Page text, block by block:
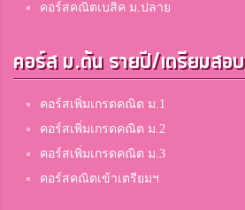
คอร์สคณิตเบสิค ม.ปลาย
คอร์ส ม.ต้น รายปี/เตรียมสอบ
คอร์สเพิ่มเกรดคณิต ม.1
คอร์สเพิ่มเกรดคณิต ม.2
คอร์สเพิ่มเกรดคณิต ม.3
คอร์สคณิตเข้าเตรียมฯ